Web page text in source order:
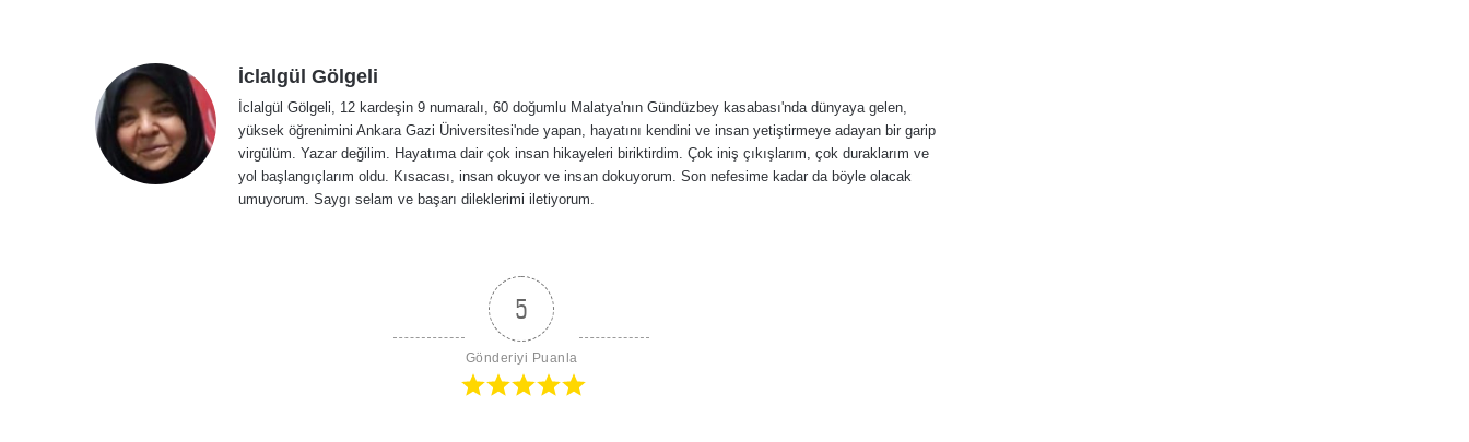
İclalgül Gölgeli
İclalgül Gölgeli, 12 kardeşin 9 numaralı, 60 doğumlu Malatya'nın Gündüzbey kasabası'nda dünyaya gelen,
yüksek öğrenimini Ankara Gazi Üniversitesi'nde yapan, hayatını kendini ve insan yetiştirmeye adayan bir garip
virgülüm. Yazar değilim. Hayatıma dair çok insan hikayeleri biriktirdim. Çok iniş çıkışlarım, çok duraklarım ve
yol başlangıçlarım oldu. Kısacası, insan okuyor ve insan dokuyorum. Son nefesime kadar da böyle olacak
umuyorum. Saygı selam ve başarı dileklerimi iletiyorum.
5
Gönderiyi Puanla